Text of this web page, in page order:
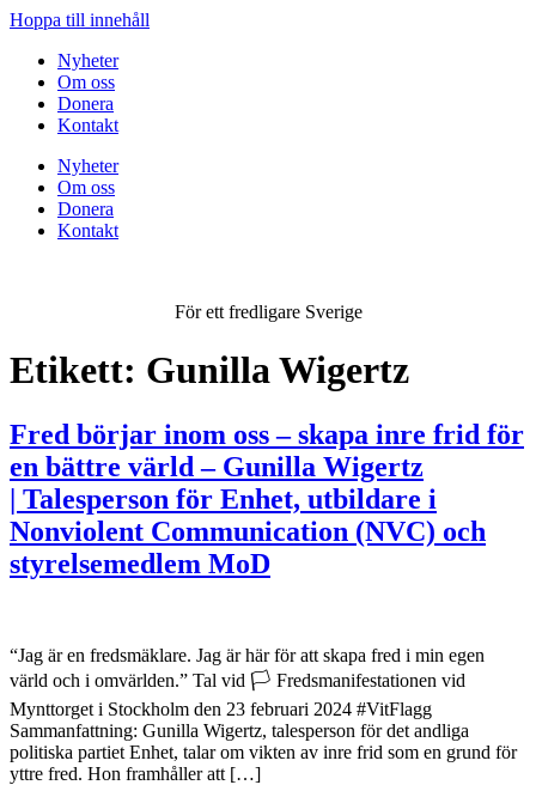
Hoppa till innehåll
Nyheter
Om oss
Donera
Kontakt
Nyheter
Om oss
Donera
Kontakt
För ett fredligare Sverige
Etikett: Gunilla Wigertz
Fred börjar inom oss – skapa inre frid för
en bättre värld – Gunilla Wigertz
| Talesperson för Enhet, utbildare i
Nonviolent Communication (NVC) och
styrelsemedlem MoD
“Jag är en fredsmäklare. Jag är här för att skapa fred i min egen
värld och i omvärlden.” Tal vid 🏳️ Fredsmanifestationen vid
Mynttorget i Stockholm den 23 februari 2024 #VitFlagg
Sammanfattning: Gunilla Wigertz, talesperson för det andliga
politiska partiet Enhet, talar om vikten av inre frid som en grund för
yttre fred. Hon framhåller att […]